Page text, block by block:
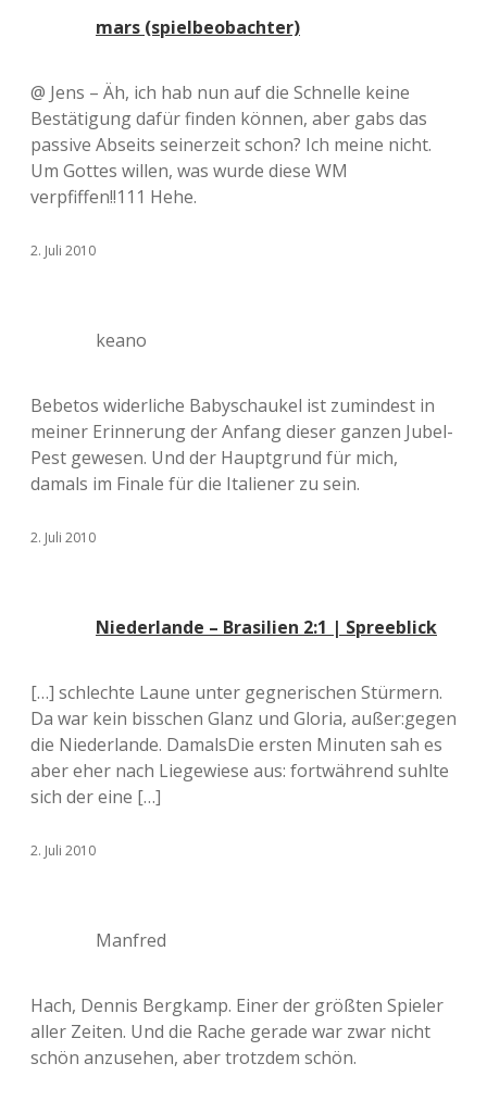
mars (spielbeobachter)
@ Jens – Äh, ich hab nun auf die Schnelle keine
Bestätigung dafür finden können, aber gabs das
passive Abseits seinerzeit schon? Ich meine nicht.
Um Gottes willen, was wurde diese WM
verpfiffen!!111 Hehe.
2. Juli 2010
keano
Bebetos widerliche Babyschaukel ist zumindest in
meiner Erinnerung der Anfang dieser ganzen Jubel-
Pest gewesen. Und der Hauptgrund für mich,
damals im Finale für die Italiener zu sein.
2. Juli 2010
Niederlande – Brasilien 2:1 | Spreeblick
[…] schlechte Laune unter gegnerischen Stürmern.
Da war kein bisschen Glanz und Gloria, außer:gegen
die Niederlande. DamalsDie ersten Minuten sah es
aber eher nach Liegewiese aus: fortwährend suhlte
sich der eine […]
2. Juli 2010
Manfred
Hach, Dennis Bergkamp. Einer der größten Spieler
aller Zeiten. Und die Rache gerade war zwar nicht
schön anzusehen, aber trotzdem schön.